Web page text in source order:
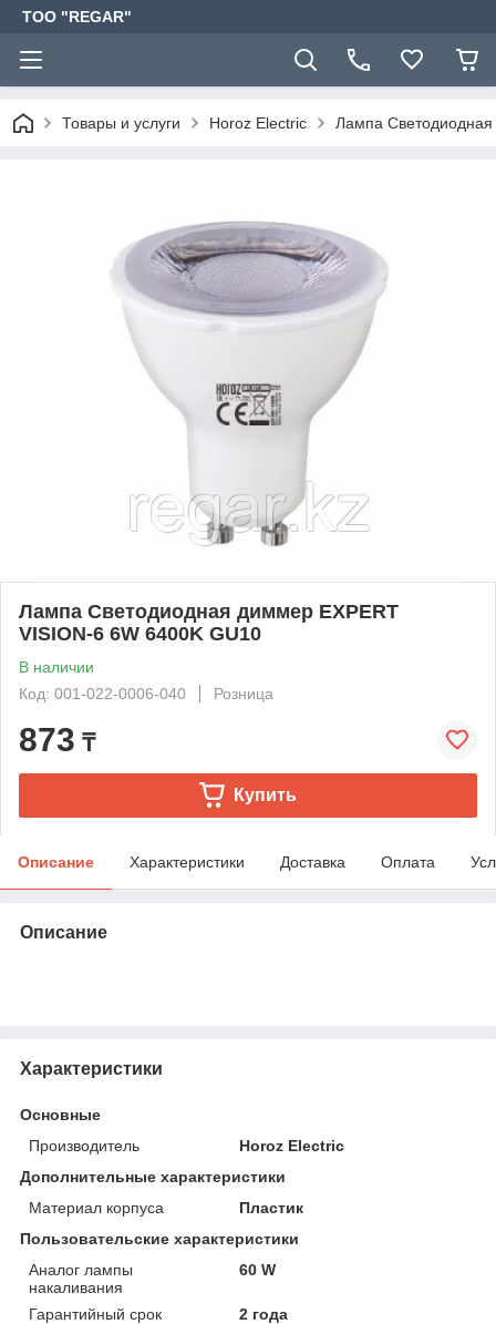
TOO "REGAR"
Товары и услуги Horoz Electric Лампа
Лампа Светодиодная диммер EXPERT
VISION-6 6W 6400K GU10
В наличии
Код: 001-022-0006-040
Розница
873 ₸
Купить
Описание Характеристики Доставка Оплата
Описание
Характеристики
Основные
Производитель
Horoz Electric
Дополнительные характеристики
Материал корпуса
Пластик
Пользовательские характеристики
Аналог лампы
накаливания
60 W
Гарантийный срок
2 года